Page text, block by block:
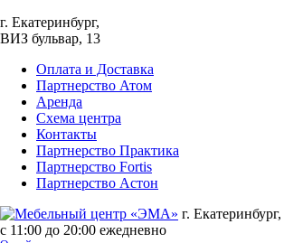
г. Екатеринбург,
ВИЗ бульвар, 13
Оплата и Доставка
Партнерство Атом
Аренда
Схема центра
Контакты
Партнерство Практика
Партнерство Fortis
Партнерство Астон
г.
с 11:00 до 20:00 ежедневно